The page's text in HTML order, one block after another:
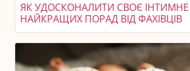
ЯК УДОСКОНАЛИТИ СВОЄ ІНТИМНЕ
НАЙКРАЩИХ ПОРАД ВІД ФАХІВЦІВ